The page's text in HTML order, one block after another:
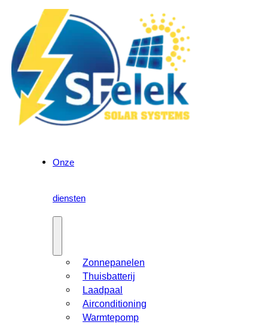
Onze
diensten
Zonnepanelen
Thuisbatterij
Laadpaal
Airconditioning
Warmtepomp